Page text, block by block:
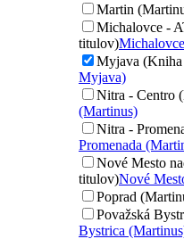
Martin
Michalovce -
titulov)
Myjava
Myjava)
Nitra - Centro
(Martinus)
Nitra -
Promenada
Nové Mesto
titulov)Nové
Poprad
Považská
Bystrica